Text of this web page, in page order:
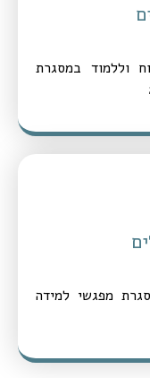
וללמוד במסגרת
מפגשי למידה